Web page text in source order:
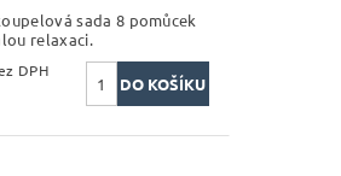
sada 8 pomůcek
relaxaci.
Kč bez DPH